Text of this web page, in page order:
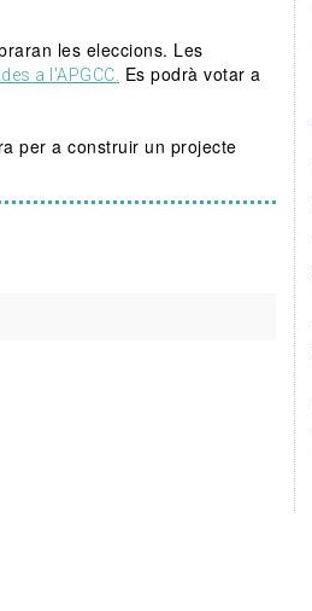
les eleccions. Les
a l'APGCC. Es podrà votar a
per a construir un projecte